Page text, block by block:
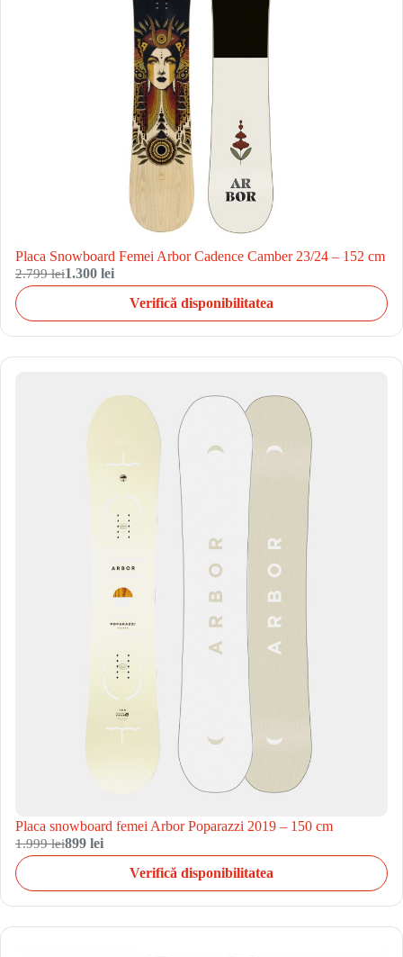
Placa Snowboard Femei Arbor Cadence Camber 23/24 – 152 cm
2.799 lei1.300 lei
Verifică disponibilitatea
Placa snowboard femei Arbor Poparazzi 2019 – 150 cm
1.999 lei899 lei
Verifică disponibilitatea